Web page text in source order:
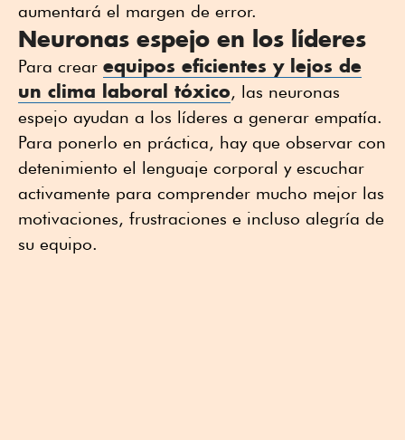
aumentará el margen de error.
Neuronas espejo en los líderes
Para crear equipos eficientes y lejos de
un clima laboral tóxico, las neuronas
espejo ayudan a los líderes a generar empatía.
Para ponerlo en práctica, hay que observar con
detenimiento el lenguaje corporal y escuchar
activamente para comprender mucho mejor las
motivaciones, frustraciones e incluso alegría de
su equipo.